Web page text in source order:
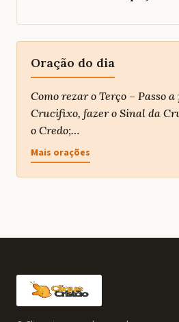
Oração do dia
Como rezar o Terço – Passo
Crucifixo, fazer o Sinal da
o Credo;…
Mais orações